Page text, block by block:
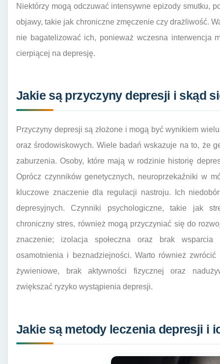
Niektórzy mogą odczuwać intensywne epizody smutku,
objawy, takie jak chroniczne zmęczenie czy drażliwość.
nie bagatelizować ich, ponieważ wczesna interwencja
cierpiącej na depresję.
Jakie są przyczyny depresji i skąd
Przyczyny depresji są złożone i mogą być wynikiem
oraz środowiskowych. Wiele badań wskazuje na to, że
zaburzenia. Osoby, które mają w rodzinie historię
Oprócz czynników genetycznych, neuroprzekaźniki w
kluczowe znaczenie dla regulacji nastroju. Ich
depresyjnych. Czynniki psychologiczne, takie jak
chroniczny stres, również mogą przyczyniać się do
znaczenie; izolacja społeczna oraz brak wsparcia
osamotnienia i beznadziejności. Warto również
żywieniowe, brak aktywności fizycznej oraz
zwiększać ryzyko wystąpienia depresji.
Jakie są metody leczenia depresji i